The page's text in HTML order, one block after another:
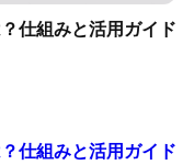
仕組みと活用ガイド
仕組みと活用ガイド